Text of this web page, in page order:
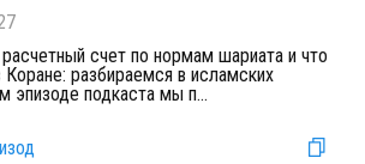
счет по нормам шариата и что
Коране: разбираемся в исламских
эпизоде подкаста мы п...